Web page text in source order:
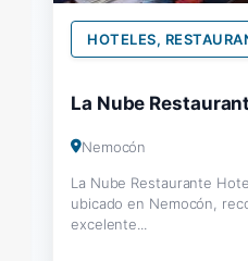
HOTELES,
La Nube
Nemocón
La Nube Restaurante
ubicado en Nemocón,
excelente...